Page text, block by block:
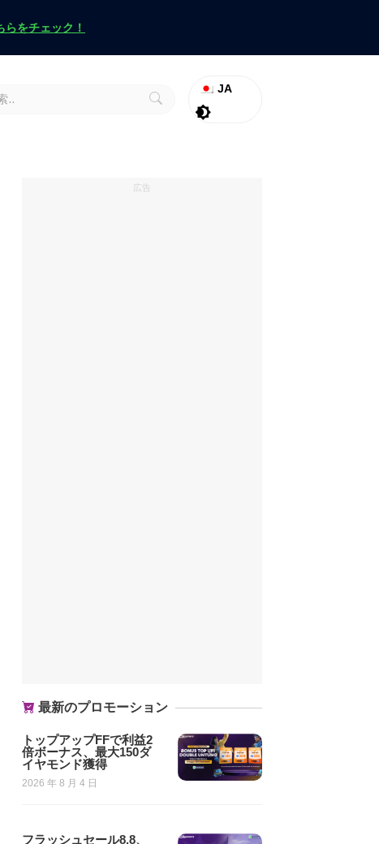
をチェック！
JA
ヴァロラント
広告
最新のプロモーション
トップアップFFで利益2
倍ボーナス、最大150ダ
イヤモンド獲得
2026 年 8 月 4 日
フラッシュセール8.8、